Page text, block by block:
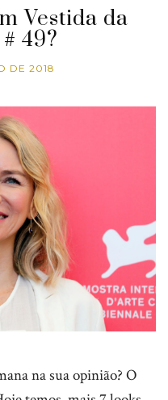
Vestida da
49?
DE 2018
na sua opinião? O